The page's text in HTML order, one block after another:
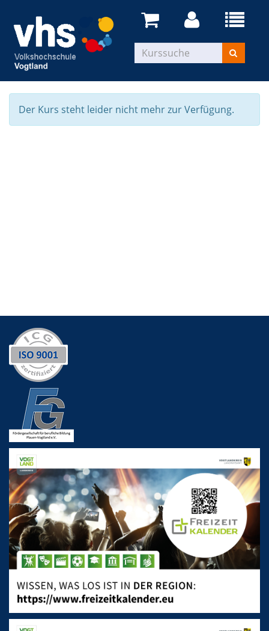
Der Kurs steht leider nicht mehr zur Verfügung.